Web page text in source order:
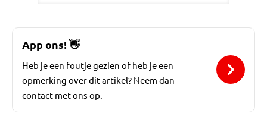
App ons! 👋
Heb je een foutje gezien of heb je een
opmerking over dit artikel? Neem dan
contact met ons op.